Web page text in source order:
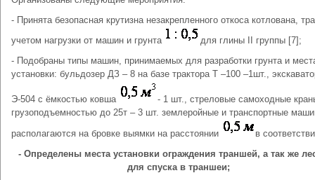
- Принята безопасная крутизна незакрепленного откоса котлована,
учетом нагрузки от машин и грунта
для глины II группы [7];
- Подобраны типы машин, принимаемых для разработки грунта и
установки: бульдозер ДЗ – 8 на базе трактора Т –100 –1шт.,
Э-504 с ёмкостью ковша
- 1 шт., стреловые самоходные
грузоподъемностью до 25т – 3 шт. землеройные и транспортные
располагаются на бровке выямки на расстоянии
в
- Определены места установки ограждения траншей, а так же
для спуска в траншеи;